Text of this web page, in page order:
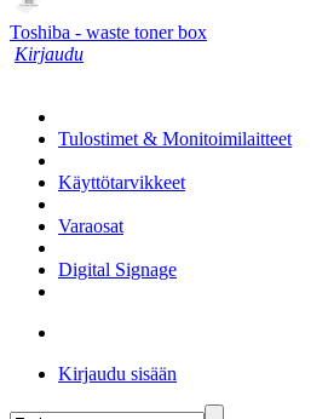
Toshiba - waste toner box
Kirjaudu
Tulostimet & Monitoimilaitteet
Käyttötarvikkeet
Varaosat
Digital Signage
Kirjaudu sisään